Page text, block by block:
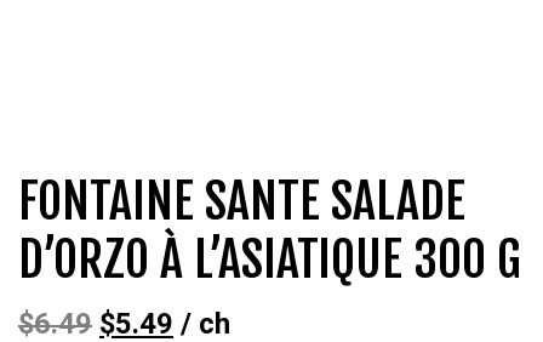
FONTAINE SANTE SALADE
D’ORZO À L’ASIATIQUE 300 G
$6.49 Le
$5.49 Le
/ ch